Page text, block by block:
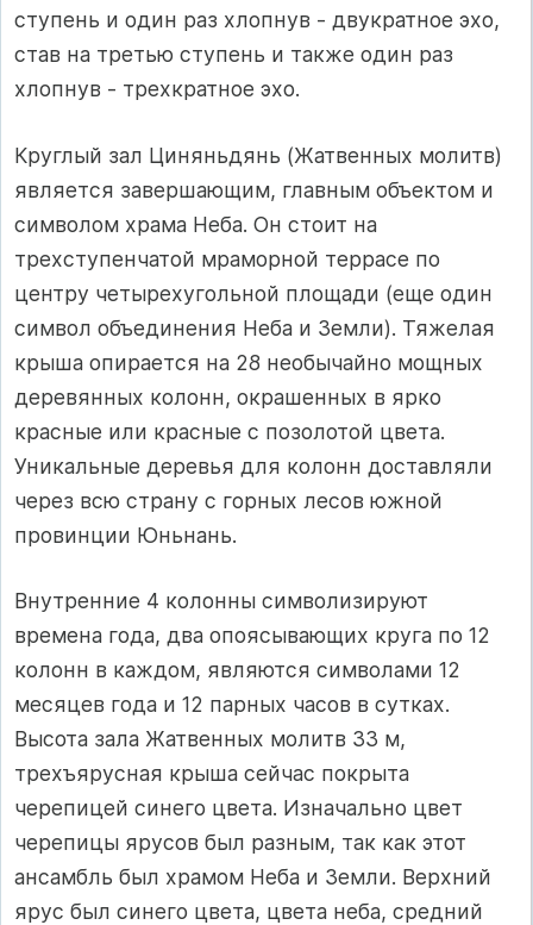
ступень и один раз хлопнув - двукратное эхо,
став на третью ступень и также один раз
хлопнув - трехкратное эхо.
Круглый зал Циняньдянь (Жатвенных молитв)
является завершающим, главным объектом и
символом храма Неба. Он стоит на
трехступенчатой мраморной террасе по
центру четырехугольной площади (еще один
символ объединения Неба и Земли). Тяжелая
крыша опирается на 28 необычайно мощных
деревянных колонн, окрашенных в ярко
красные или красные с позолотой цвета.
Уникальные деревья для колонн доставляли
через всю страну с горных лесов южной
провинции Юньнань.
Внутренние 4 колонны символизируют
времена года, два опоясывающих круга по 12
колонн в каждом, являются символами 12
месяцев года и 12 парных часов в сутках.
Высота зала Жатвенных молитв 33 м,
трехъярусная крыша сейчас покрыта
черепицей синего цвета. Изначально цвет
черепицы ярусов был разным, так как этот
ансамбль был храмом Неба и Земли. Верхний
ярус был синего цвета, цвета неба, средний